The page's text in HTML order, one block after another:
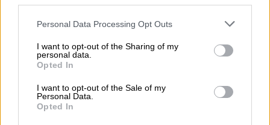
Please note that this website/app uses one or more Google
not limited to your visit or usage behaviour. You may click to
grant or deny consent to Google and its third-party tags to
use your data for below specified purposes in below Google
consent section.
Personal Data Processing Opt Outs
I want to opt-out of the Sharing of my
personal data.
Opted In
I want to opt-out of the Sale of my
Personal Data.
Opted In
Υπενθυμίζεται ότι ηΚομισιόν
παρεμβάσεων, όπως η κατάργηση της
δασμολογικής απαλλαγής για αποστολές
κάτω των 150 ευρώ και η επιβολή τέλους
διεκπεραίωσης ύψους 2 ευρώ.